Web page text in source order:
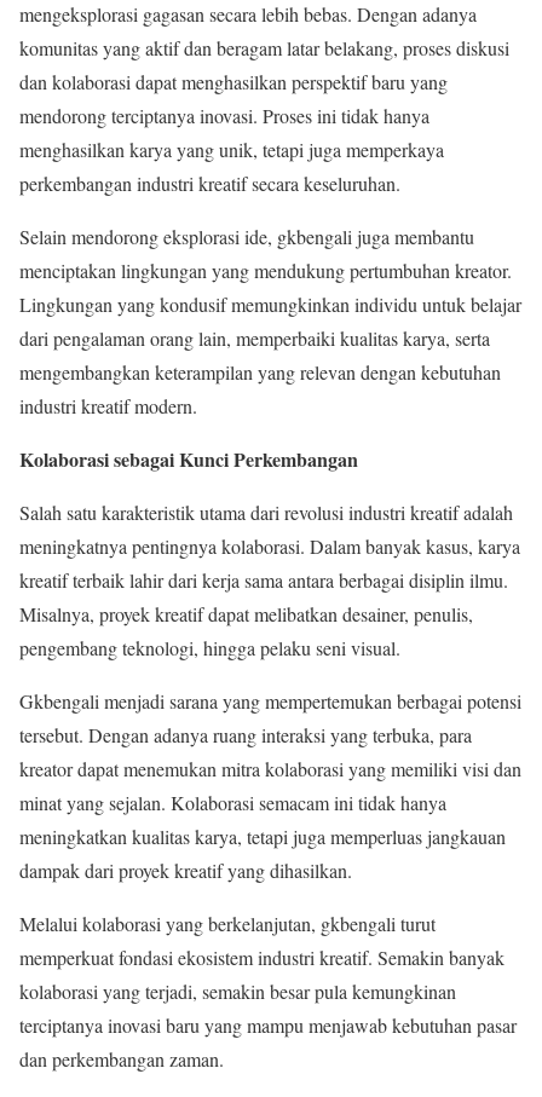
mengeksplorasi gagasan secara lebih bebas. Dengan adanya
komunitas yang aktif dan beragam latar belakang, proses diskusi
dan kolaborasi dapat menghasilkan perspektif baru yang
mendorong terciptanya inovasi. Proses ini tidak hanya
menghasilkan karya yang unik, tetapi juga memperkaya
perkembangan industri kreatif secara keseluruhan.
Selain mendorong eksplorasi ide, gkbengali juga membantu
menciptakan lingkungan yang mendukung pertumbuhan kreator.
Lingkungan yang kondusif memungkinkan individu untuk belajar
dari pengalaman orang lain, memperbaiki kualitas karya, serta
mengembangkan keterampilan yang relevan dengan kebutuhan
industri kreatif modern.
Kolaborasi sebagai Kunci Perkembangan
Salah satu karakteristik utama dari revolusi industri kreatif adalah
meningkatnya pentingnya kolaborasi. Dalam banyak kasus, karya
kreatif terbaik lahir dari kerja sama antara berbagai disiplin ilmu.
Misalnya, proyek kreatif dapat melibatkan desainer, penulis,
pengembang teknologi, hingga pelaku seni visual.
Gkbengali menjadi sarana yang mempertemukan berbagai potensi
tersebut. Dengan adanya ruang interaksi yang terbuka, para
kreator dapat menemukan mitra kolaborasi yang memiliki visi dan
minat yang sejalan. Kolaborasi semacam ini tidak hanya
meningkatkan kualitas karya, tetapi juga memperluas jangkauan
dampak dari proyek kreatif yang dihasilkan.
Melalui kolaborasi yang berkelanjutan, gkbengali turut
memperkuat fondasi ekosistem industri kreatif. Semakin banyak
kolaborasi yang terjadi, semakin besar pula kemungkinan
terciptanya inovasi baru yang mampu menjawab kebutuhan pasar
dan perkembangan zaman.